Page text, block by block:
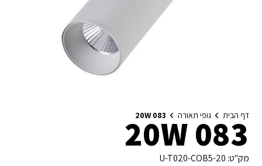
דף הבית גופי תאורה 083 20W 083 20W
מק"ט: U-T020-COB5-20